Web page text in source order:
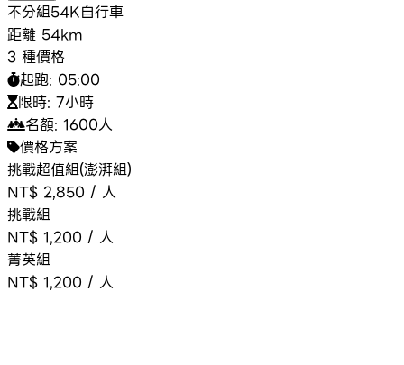
不分組54K自行車
距離 54km
3 種價格
起跑: 05:00
限時: 7小時
名額: 1600人
價格方案
挑戰超值組(澎湃組)
NT$ 2,850 / 人
挑戰組
NT$ 1,200 / 人
菁英組
NT$ 1,200 / 人